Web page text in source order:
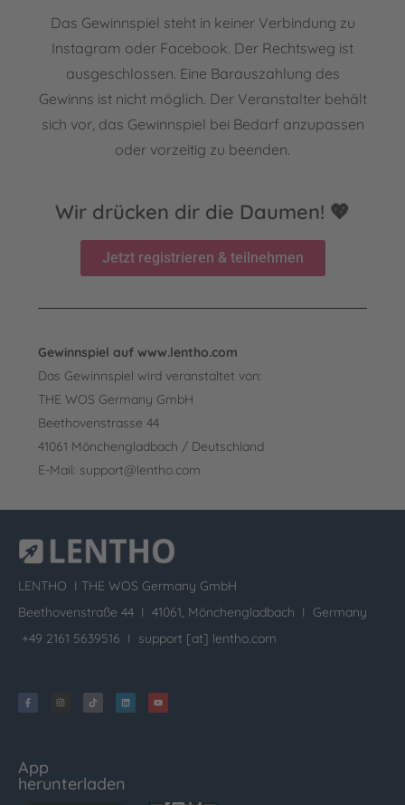
Das Gewinnspiel steht in keiner Verbindung zu
Instagram oder Facebook. Der Rechtsweg ist
ausgeschlossen. Eine Barauszahlung des
Gewinns ist nicht möglich. Der Veranstalter behält
sich vor, das Gewinnspiel bei Bedarf anzupassen
oder vorzeitig zu beenden.
Wir drücken dir die Daumen! 💖
Jetzt registrieren & teilnehmen
Gewinnspiel auf www.lentho.com
Das Gewinnspiel wird veranstaltet von:
THE WOS Germany GmbH
Beethovenstrasse 44
41061 Mönchengladbach / Deutschland
E-Mail: support@lentho.com
LENTHO I THE WOS Germany GmbH
Beethovenstraße 44 I 41061, Mönchengladbach I Germany
+49 2161 5639516 I support [at] lentho.com
App
herunterladen